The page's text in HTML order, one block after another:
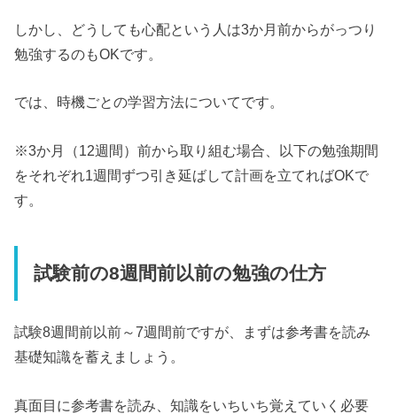
しかし、どうしても心配という人は3か月前からがっつり
勉強するのもOKです。
では、時機ごとの学習方法についてです。
※3か月（12週間）前から取り組む場合、以下の勉強期間
をそれぞれ1週間ずつ引き延ばして計画を立てればOKで
す。
試験前の8週間前以前の勉強の仕方
試験8週間前以前～7週間前ですが、まずは参考書を読み
基礎知識を蓄えましょう。
真面目に参考書を読み、知識をいちいち覚えていく必要